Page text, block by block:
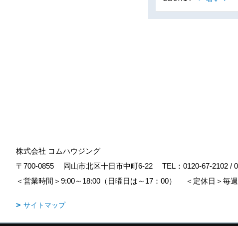
株式会社 コムハウジング
〒700-0855
岡山市北区十日市中町6-22 TEL： 0120-67-2102 /
＜営業時間＞9:00～18:00（日曜日は～17：00）
＜定休日＞毎
サイトマップ